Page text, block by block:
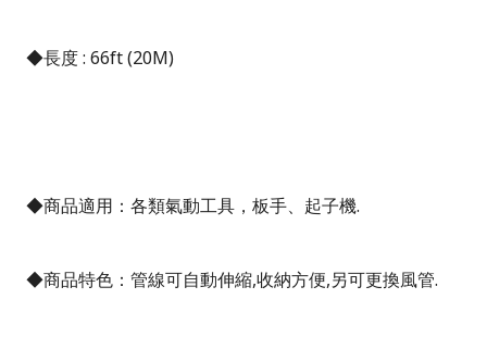
◆長度: 66ft (20M)
◆商品適用：各類氣動工具，板手、起子機.
◆商品特色：管線可自動伸縮,收納方便,另可更換風管.